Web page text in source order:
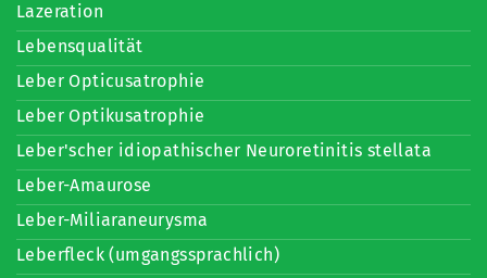
Lazeration
Lebensqualität
Leber Opticusatrophie
Leber Optikusatrophie
Leber'scher idiopathischer Neuroretinitis stellata
Leber-Amaurose
Leber-Miliaraneurysma
Leberfleck (umgangssprachlich)